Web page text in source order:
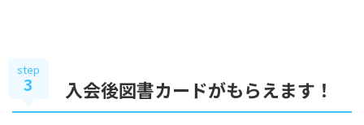
step
3 入会後図書カードがもらえます！